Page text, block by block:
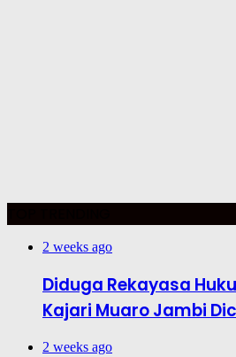
2 weeks ago
Diduga Rekayasa
Kajari Muaro Jambi
2 weeks ago